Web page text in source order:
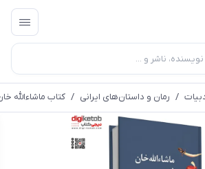
/ رمان و داستان‌های ایرانی / کتاب ماشاءالله